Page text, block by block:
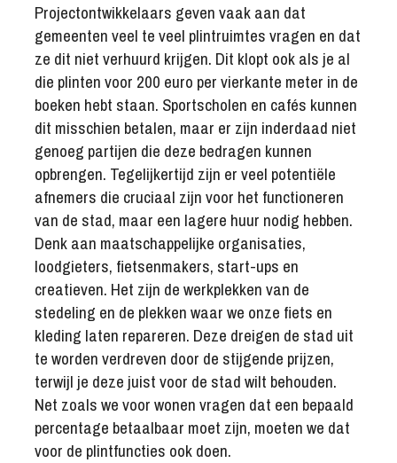
Projectontwikkelaars geven vaak aan dat
gemeenten veel te veel plintruimtes vragen en dat
ze dit niet verhuurd krijgen. Dit klopt ook als je al
die plinten voor 200 euro per vierkante meter in de
boeken hebt staan. Sportscholen en cafés kunnen
dit misschien betalen, maar er zijn inderdaad niet
genoeg partijen die deze bedragen kunnen
opbrengen. Tegelijkertijd zijn er veel potentiële
afnemers die cruciaal zijn voor het functioneren
van de stad, maar een lagere huur nodig hebben.
Denk aan maatschappelijke organisaties,
loodgieters, fietsenmakers, start-ups en
creatieven. Het zijn de werkplekken van de
stedeling en de plekken waar we onze fiets en
kleding laten repareren. Deze dreigen de stad uit
te worden verdreven door de stijgende prijzen,
terwijl je deze juist voor de stad wilt behouden.
Net zoals we voor wonen vragen dat een bepaald
percentage betaalbaar moet zijn, moeten we dat
voor de plintfuncties ook doen.